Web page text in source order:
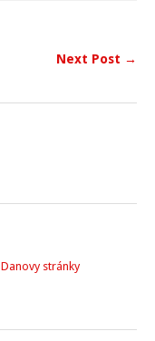
Next Post →
Danovy stránky